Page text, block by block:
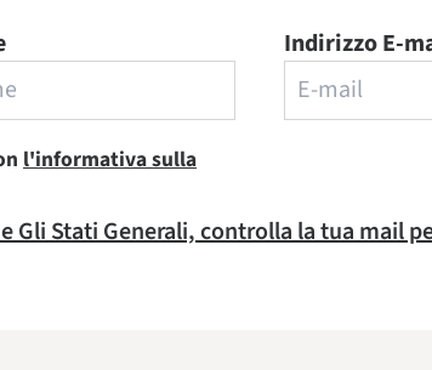
Indirizzo E-
l'informativa sulla
Gli Stati Generali, controlla la tua mail